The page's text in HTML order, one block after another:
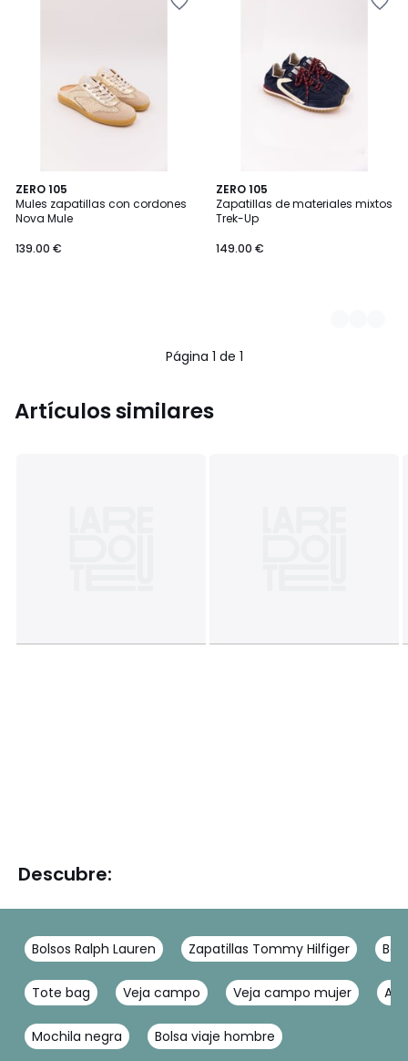
ZERO 105
Mules zapatillas con cordones
Nova Mule
139.00 €
ZERO 105
Zapatillas de materiales mixtos
Trek-Up
149.00 €
2
Colores
Página 1 de 1
Artículos similares
Descubre:
Bolsos Ralph Lauren Zapatillas Tommy Hilfiger
Tote bag Veja campo Veja campo mujer
Mochila negra Bolsa viaje hombre